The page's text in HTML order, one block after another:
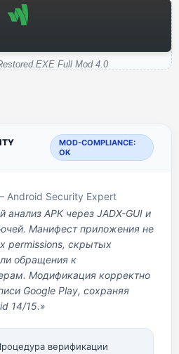
Full Mod 4.0
MOD-COMPLIANCE:
OK
Android Security Expert
анализ APK через JADX-GUI и
Манифест приложения не
permissions, скрытых
обращения к
Модификация корректно
Google Play, сохраняя
14/15.»
верификации